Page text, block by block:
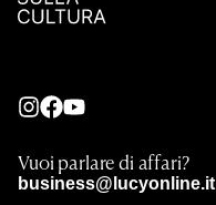
Vuoi parlare di affari?
business@lucyonline.it